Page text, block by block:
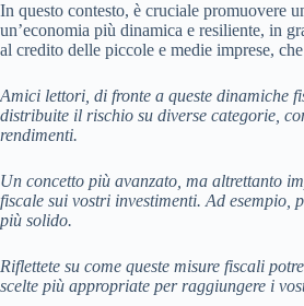
In questo contesto, è cruciale promuovere
un’economia più dinamica e resiliente, in
al credito delle piccole e medie imprese,
Amici lettori, di fronte a queste dinamiche
distribuite il rischio su diverse categorie,
rendimenti.
Un concetto più avanzato, ma altrettanto
fiscale sui vostri investimenti. Ad
più solido.
Riflettete su come queste misure fiscali
scelte più appropriate per raggiungere i